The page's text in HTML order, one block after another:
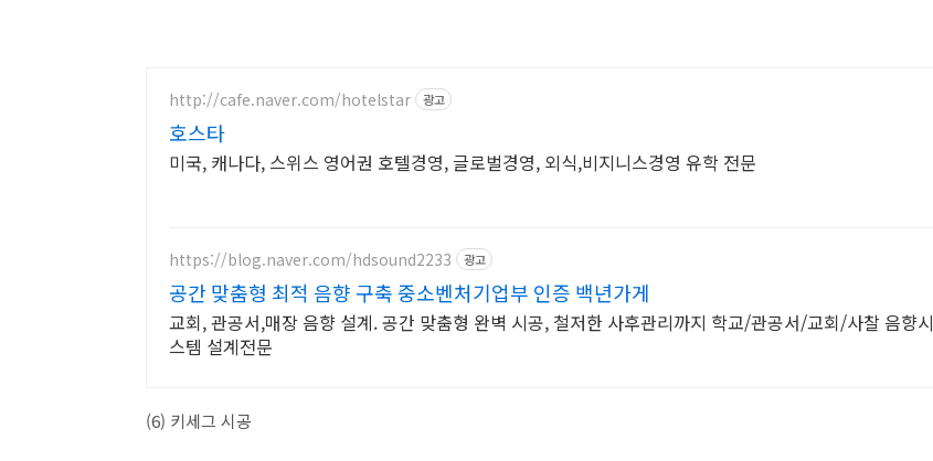
http://cafe.naver.com/hotelstar 광고
호스타
미국, 캐나다, 스위스 영어권 호텔경영, 글로벌경영, 외식,비지니스경영 유학 전문
https://blog.naver.com/hdsound2233 광고
공간 맞춤형 최적 음향 구축 중소벤처기업부 인증 백년가게
교회, 관공서,매장 음향 설계. 공간 맞춤형 완벽 시공, 철저한 사후관리까지 학교/관공서/교회/사찰 음향시
스템 설계전문
(6) 키세그 시공